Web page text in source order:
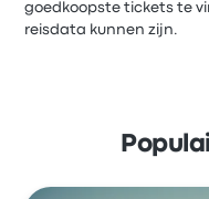
goedkoopste tickets te
reisdata kunnen zijn.